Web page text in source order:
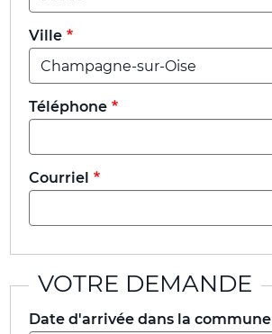
Ville
Téléphone
Courriel
VOTRE DEMANDE
Date d'arrivée dans la commune